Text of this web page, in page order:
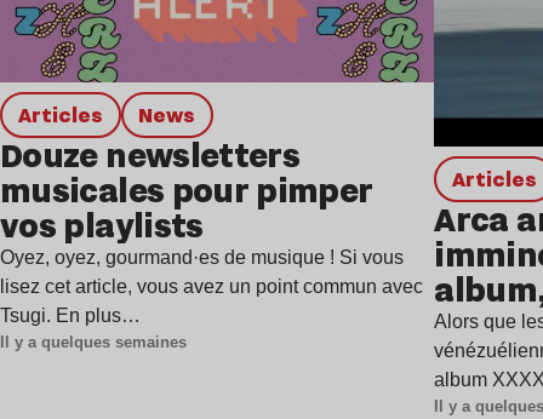
Articles news
Douze newsletters
musicales pour pimper
vos playlists
Oyez, oyez, gourmand·es de musique ! Si vous
lisez cet article, vous avez un point commun avec
Tsugi. En plus…
Il y a quelques semaines
Articles
Arca
Alors que
album
Il y a